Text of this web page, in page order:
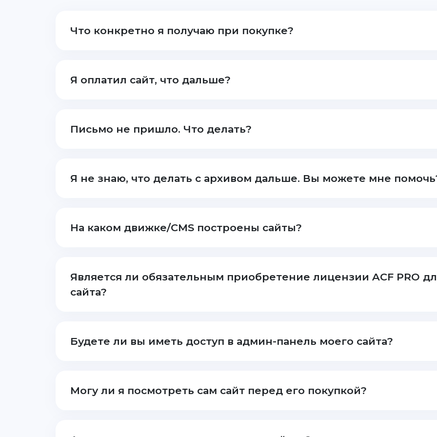
Что конкретно я получаю при покупке?
Я оплатил сайт, что дальше?
Письмо не пришло. Что делать?
Я не знаю, что делать с архивом дальше. Вы можете мне
На каком движке/CMS построены сайты?
Является ли обязательным приобретение лицензии ACF PRO
сайта?
Будете ли вы иметь доступ в админ-панель моего сайта?
Могу ли я посмотреть сам сайт перед его покупкой?